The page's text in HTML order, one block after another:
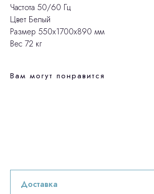
Частота 50/60 Гц
Цвет Белый
Размер 550х1700х890 мм
Вес 72 кг
Вам могут понравится